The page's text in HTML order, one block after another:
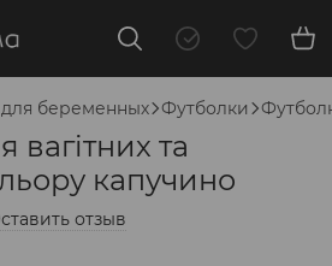
беременных Футболки
вагітних та
капучино
отзыв